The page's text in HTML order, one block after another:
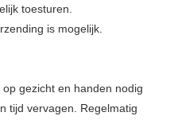
toesturen.
is mogelijk.
gezicht en handen nodig
tijd vervagen. Regelmatig